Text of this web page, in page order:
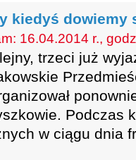
kiedyś dowiemy
16.04.2014 r.,
trzeci już
Podczas
w ciągu dnia